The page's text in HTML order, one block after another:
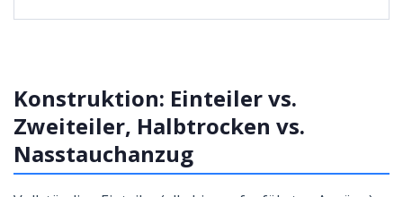
Konstruktion: Einteiler vs.
Zweiteiler, Halbtrocken vs.
Nasstauchanzug